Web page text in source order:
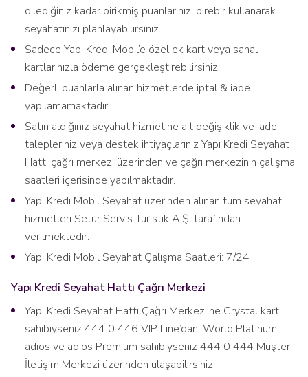
dilediğiniz kadar birikmiş puanlarınızı birebir kullanarak
seyahatinizi planlayabilirsiniz.
Sadece Yapı Kredi Mobil’e özel ek kart veya sanal
kartlarınızla ödeme gerçekleştirebilirsiniz.
Değerli puanlarla alınan hizmetlerde iptal & iade
yapılamamaktadır.
Satın aldığınız seyahat hizmetine ait değişiklik ve iade
talepleriniz veya destek ihtiyaçlarınız Yapı Kredi Seyahat
Hattı çağrı merkezi üzerinden ve çağrı merkezinin çalışma
saatleri içerisinde yapılmaktadır.
Yapı Kredi Mobil Seyahat üzerinden alınan tüm seyahat
hizmetleri Setur Servis Turistik A.Ş. tarafından
verilmektedir.
Yapı Kredi Mobil Seyahat Çalışma Saatleri: 7/24
Yapı Kredi Seyahat Hattı Çağrı Merkezi
Yapı Kredi Seyahat Hattı Çağrı Merkezi’ne Crystal kart
sahibiyseniz 444 0 446 VIP Line’dan, World Platinum,
adios ve adios Premium sahibiyseniz 444 0 444 Müşteri
İletişim Merkezi üzerinden ulaşabilirsiniz.